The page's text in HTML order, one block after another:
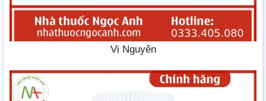
Vị Nguyên